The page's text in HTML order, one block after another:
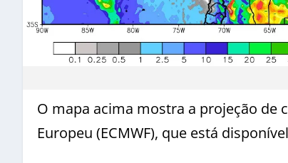
O mapa acima mostra a projeção de
Europeu (ECMWF), que está